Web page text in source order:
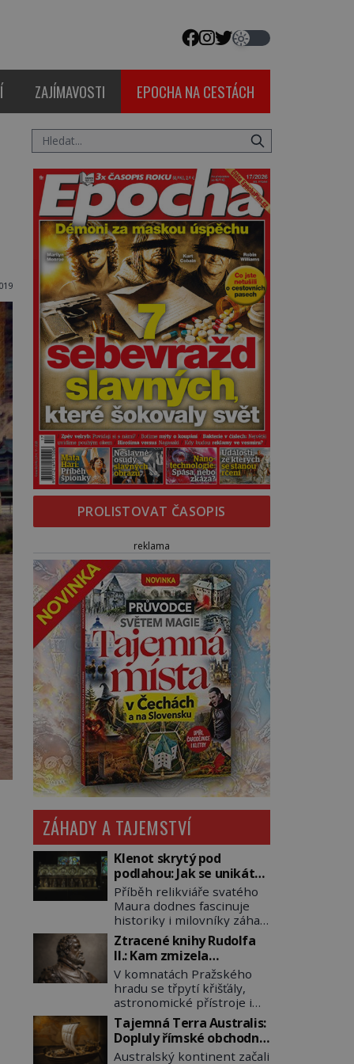
ZAJÍMAVOSTI EPOCHA NA CESTÁCH
PROLISTOVAT ČASOPIS
reklama
ZÁHADY A TAJEMSTVÍ
Klenot skrytý pod
podlahou: Jak se unikátní
románský poklad dostal
do zapadlého Bečova?
Příběh relikviáře svatého
Maura dodnes fascinuje
historiky i milovníky záhad
po celém světě. Tato
románská zlatnická
památka ze 13. století je
po českých korunovačních
klenotech druhým
nejcennějším movitým
majetkem v České
republice. Přestože byl
klenot v roce 1985 po
Ztracené knihy Rudolfa
II.: Kam zmizela
nejzáhadnější knihovna
Evropy?
V komnatách Pražského
hradu se třpytí křišťály,
astronomické přístroje i
podivné alchymistické
rukopisy. Císař Rudolf II.
shromažďuje vše, co
souvisí s tajemstvím
Tajemná Terra Australis:
Dopluly římské obchodní
lodě až do Austrálie?
Australský kontinent začali